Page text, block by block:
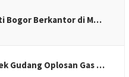
Bogor Berkantor di M…
Gudang Oplosan Gas …